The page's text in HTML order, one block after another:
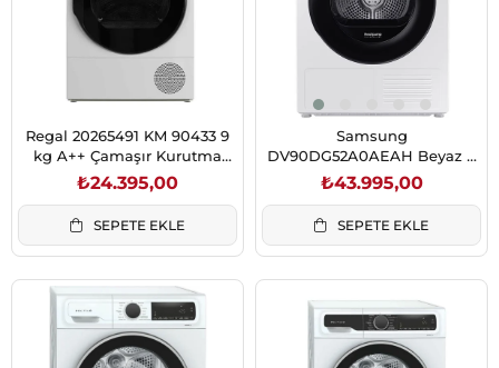
Regal 20265491 KM 90433 9
kg A++ Çamaşır Kurutma
Makinesi
₺24.395,00
SEPETE EKLE
Samsung
DV90DG52A0AEAH Beyaz 9
Kg Isı Pompalı Wifi
Bağlantılı A+++ Enerji
Çamaşır Kurutma Makinesi
₺43.995,00
SEPETE EKLE